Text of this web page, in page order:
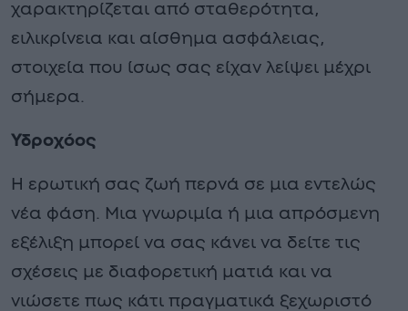
χαρακτηρίζεται από σταθερότητα,
ειλικρίνεια και αίσθημα ασφάλειας,
στοιχεία που ίσως σας είχαν λείψει μέχρι
σήμερα.
Υδροχόος
Η ερωτική σας ζωή περνά σε μια εντελώς
νέα φάση. Μια γνωριμία ή μια απρόσμενη
εξέλιξη μπορεί να σας κάνει να δείτε τις
σχέσεις με διαφορετική ματιά και να
νιώσετε πως κάτι πραγματικά ξεχωριστό